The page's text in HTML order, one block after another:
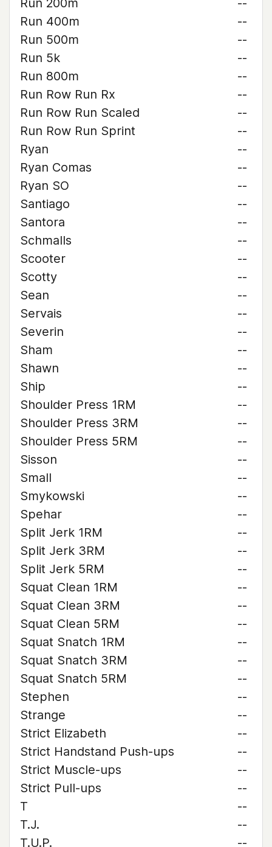
Run 200m
--
Run 400m
--
Run 500m
--
Run 5k
--
Run 800m
--
Run Row Run Rx
--
Run Row Run Scaled
--
Run Row Run Sprint
--
Ryan
--
Ryan Comas
--
Ryan SO
--
Santiago
--
Santora
--
Schmalls
--
Scooter
--
Scotty
--
Sean
--
Servais
--
Severin
--
Sham
--
Shawn
--
Ship
--
Shoulder Press 1RM
--
Shoulder Press 3RM
--
Shoulder Press 5RM
--
Sisson
--
Small
--
Smykowski
--
Spehar
--
Split Jerk 1RM
--
Split Jerk 3RM
--
Split Jerk 5RM
--
Squat Clean 1RM
--
Squat Clean 3RM
--
Squat Clean 5RM
--
Squat Snatch 1RM
--
Squat Snatch 3RM
--
Squat Snatch 5RM
--
Stephen
--
Strange
--
Strict Elizabeth
--
Strict Handstand Push-ups
--
Strict Muscle-ups
--
Strict Pull-ups
--
T
--
T.J.
--
T.U.P.
--